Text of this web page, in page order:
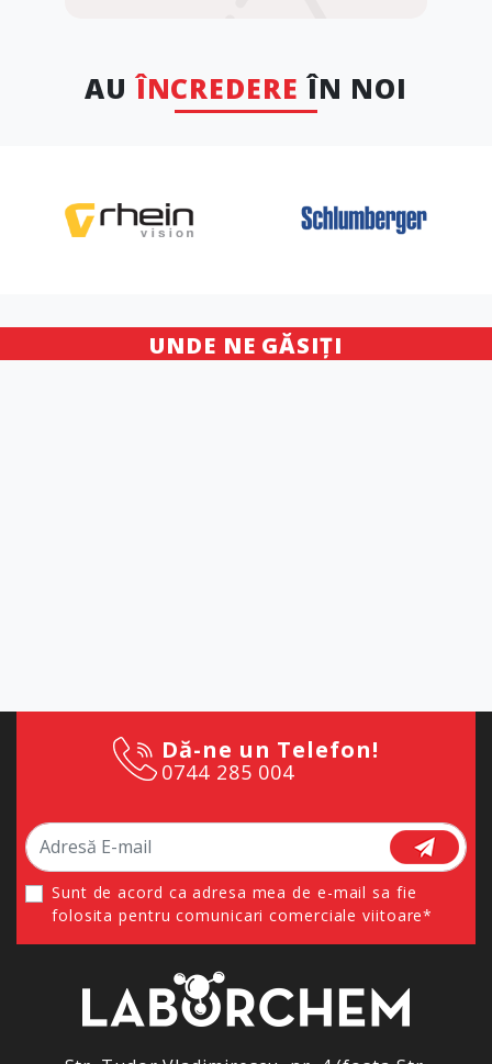
AUÎNCREDERE ÎN NOI
UNDE NE GĂSIȚI
Dă-ne un Telefon!
0744 285 004
Sunt de acord ca adresa mea de e-mail sa fie
folosita pentru comunicari comerciale viitoare*